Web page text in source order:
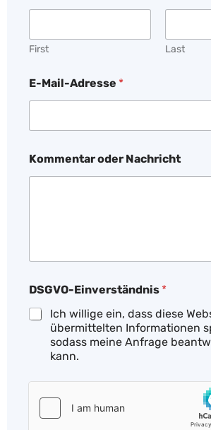
First Last
E-Mail-Adresse *
Kommentar oder Nachricht
a
c
h
t
DSGVO-Einverständnis *
Ich willige ein, dass diese
übermittelten Informationen
sodass meine Anfrage
kann.